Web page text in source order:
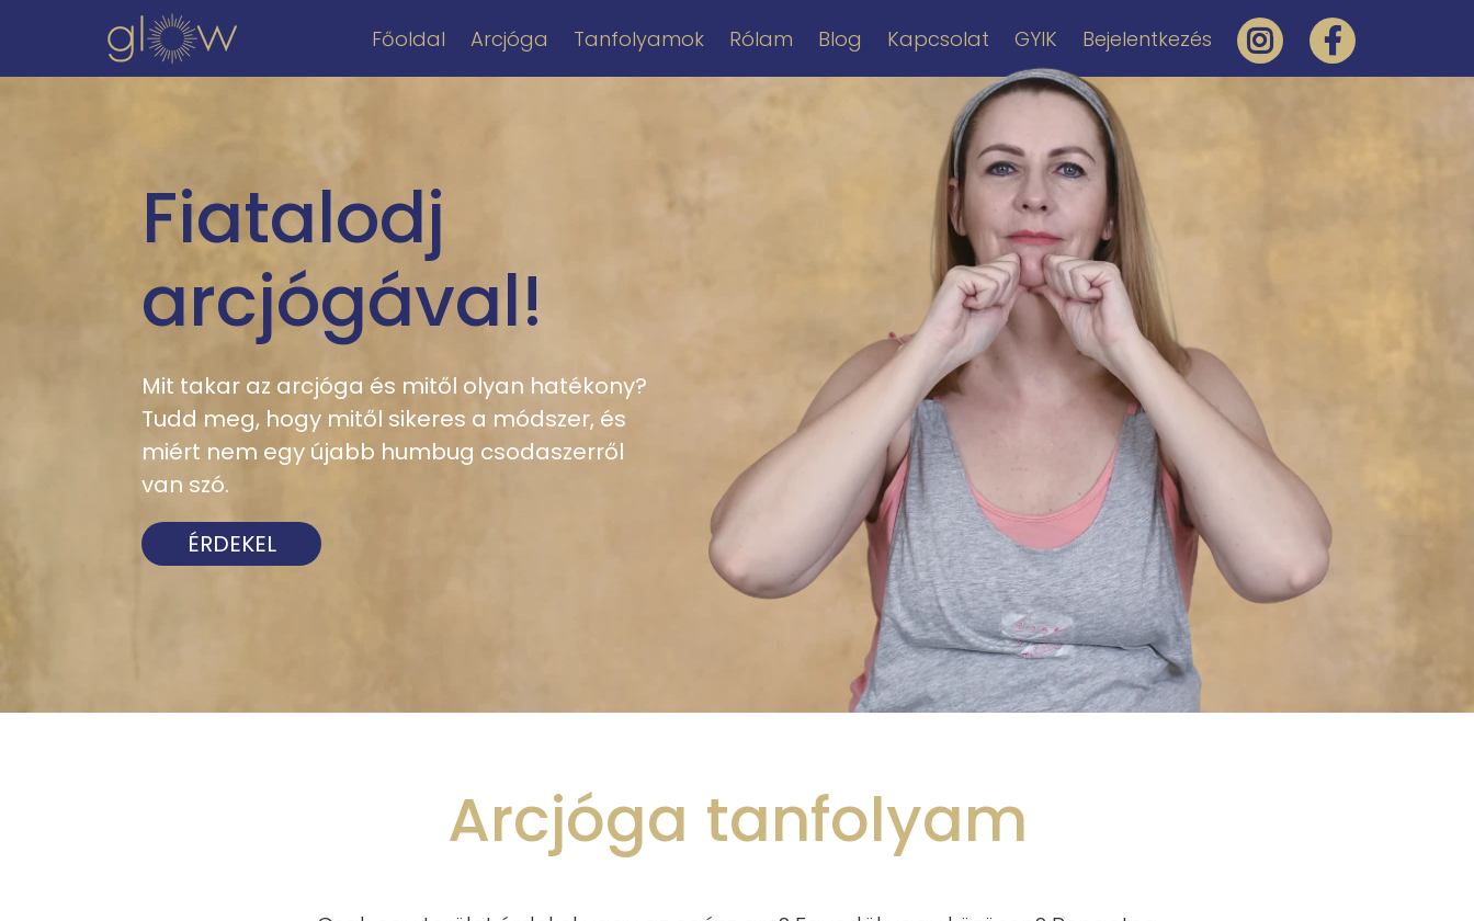
Főoldal Arcjóga Tanfolyamok Rólam Blog Kapcsolat GYIK Bejelentkezés
Fiatalodj
arcjógával!
Mit takar az arcjóga és mitől olyan hatékony?
Tudd meg, hogy mitől sikeres a módszer, és
miért nem egy újabb humbug csodaszerről
van szó.
ÉRDEKEL
Arcjóga tanfolyam